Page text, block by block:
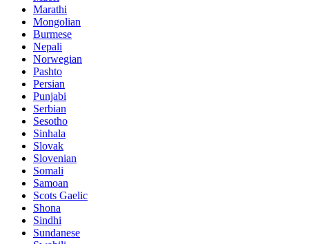
Marathi
Mongolian
Burmese
Nepali
Norwegian
Pashto
Persian
Punjabi
Serbian
Sesotho
Sinhala
Slovak
Slovenian
Somali
Samoan
Scots Gaelic
Shona
Sindhi
Sundanese